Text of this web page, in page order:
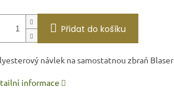
Přidat do košíku
návlek na samostatnou zbraň Blaser
informace